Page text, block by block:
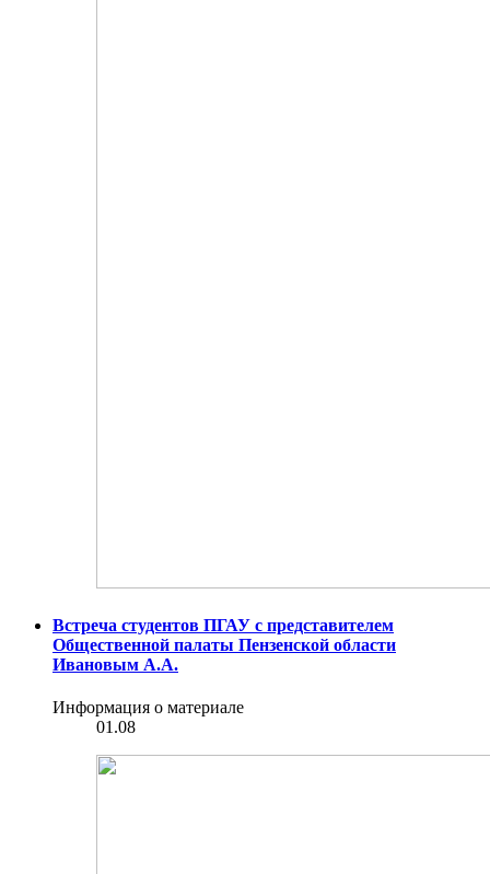
Встреча студентов ПГАУ с представителем
Общественной палаты Пензенской области
Ивановым А.А.
Информация о материале
01.08